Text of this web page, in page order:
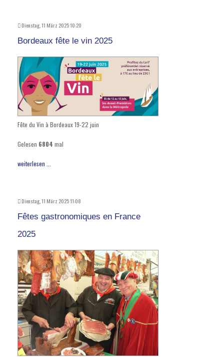
Dienstag, 11 März 2025 10:20
Bordeaux fête le vin 2025
Fête du Vin à Bordeaux 19-22 juin
Gelesen 6804 mal
weiterlesen ...
Dienstag, 11 März 2025 11:08
Fêtes gastronomiques en France
2025